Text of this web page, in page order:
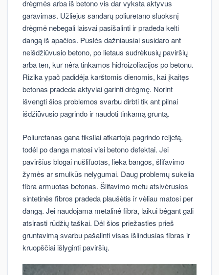
drėgmės arba iš betono vis dar vyksta aktyvus
garavimas. Užliejus sandarų poliuretano sluoksnį
drėgmė nebegali laisvai pasišalinti ir pradeda kelti
dangą iš apačios. Pūslės dažniausiai susidaro ant
neišdžiūvusio betono, po lietaus sudrėkusių paviršių
arba ten, kur nėra tinkamos hidroizoliacijos po betonu.
Rizika ypač padidėja karštomis dienomis, kai įkaitęs
betonas pradeda aktyviai garinti drėgmę. Norint
išvengti šios problemos svarbu dirbti tik ant pilnai
išdžiūvusio pagrindo ir naudoti tinkamą gruntą.
Poliuretanas gana tiksliai atkartoja pagrindo reljefą,
todėl po danga matosi visi betono defektai. Jei
paviršius blogai nušlifuotas, lieka bangos, šlifavimo
žymės ar smulkūs nelygumai. Daug problemų sukelia
fibra armuotas betonas. Šlifavimo metu atsivėrusios
sintetinės fibros pradeda plaušėtis ir vėliau matosi per
dangą. Jei naudojama metalinė fibra, laikui bėgant gali
atsirasti rūdžių taškai. Dėl šios priežasties prieš
gruntavimą svarbu pašalinti visas išlindusias fibras ir
kruopščiai išlyginti paviršių.